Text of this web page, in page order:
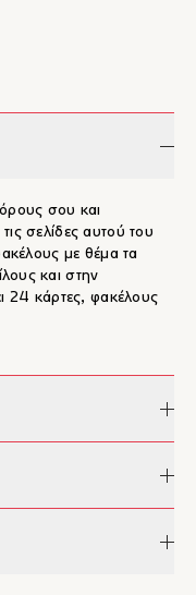
σου και
σελίδες αυτού του
με θέμα τα
και στην
24 κάρτες, φακέλους
για τα